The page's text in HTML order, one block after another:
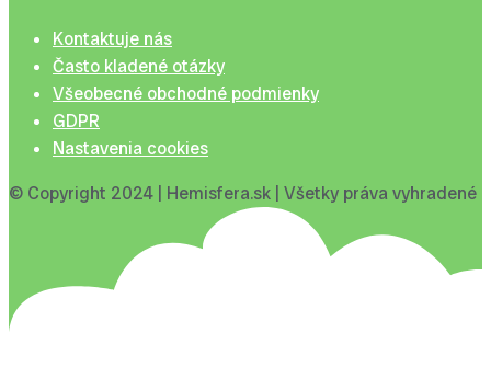
Kontaktuje nás
Často kladené otázky
Všeobecné obchodné podmienky
GDPR
Nastavenia cookies
© Copyright 2024 | Hemisfera.sk | Všetky práva vyhradené